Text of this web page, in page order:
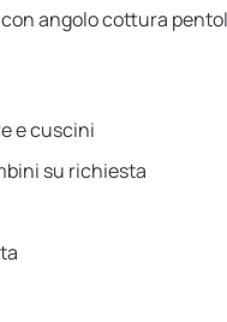
angolo cottura
e cuscini
su richiesta